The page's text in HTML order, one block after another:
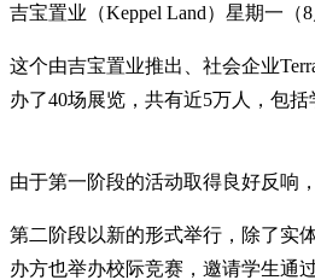
吉宝置业（Keppel Land）星期一（
这个由吉宝置业推出、社会企业
办了40场展览，共有近5万人，包
由于第一阶段的活动取得良好反响
第二阶段以新的形式举行，除了实
办方也举办校际竞赛，邀请学生通